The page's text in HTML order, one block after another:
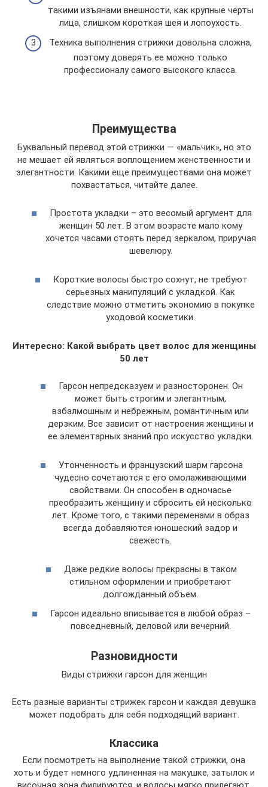
такими изъянами внешности, как крупные черты
лица, слишком короткая шея и лопоухость.
Техника выполнения стрижки довольна сложна,
поэтому доверять ее можно только
профессионалу самого высокого класса.
Преимущества
Буквальный перевод этой стрижки — «мальчик», но это
не мешает ей являться воплощением женственности и
элегантности. Какими еще преимуществами она может
похвастаться, читайте далее.
Простота укладки – это весомый аргумент для
женщин 50 лет. В этом возрасте мало кому
хочется часами стоять перед зеркалом, приручая
шевелюру.
Короткие волосы быстро сохнут, не требуют
серьезных манипуляций с укладкой. Как
следствие можно отметить экономию в покупке
уходовой косметики.
Интересно: Какой выбрать цвет волос для женщины
50 лет
Гарсон непредсказуем и разносторонен. Он
может быть строгим и элегантным,
взбалмошным и небрежным, романтичным или
дерзким. Все зависит от настроения женщины и
ее элементарных знаний про искусство укладки.
Утонченность и французский шарм гарсона
чудесно сочетаются с его омолаживающими
свойствами. Он способен в одночасье
преобразить женщину и сбросить ей несколько
лет. Кроме того, с такими переменами в образ
всегда добавляются юношеский задор и
свежесть.
Даже редкие волосы прекрасны в таком
стильном оформлении и приобретают
долгожданный объем.
Гарсон идеально вписывается в любой образ –
повседневный, деловой или вечерний.
Разновидности
Виды стрижки гарсон для женщин
Есть разные варианты стрижек гарсон и каждая девушка
может подобрать для себя подходящий вариант.
Классика
Если посмотреть на выполнение такой стрижки, она
хоть и будет немного удлиненная на макушке, затылок и